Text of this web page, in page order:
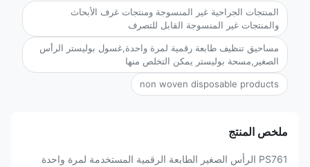
المنتجات الجراحية غير المنسوجة ومنتجات غرف الأبحاث
والمنتجات غير المنسوجة القابل للتصرف
مساحيق تنظيف طابعة رقمية لمرة واحدة,غسول بوليستر الرأس
الصغير,مسحة بوليستر يمكن التخلص منها
non woven disposable products
ملخص المنتج
PS761 الرأس الصغير الطابعة الرقمية المستخدمة لمرة واحدة